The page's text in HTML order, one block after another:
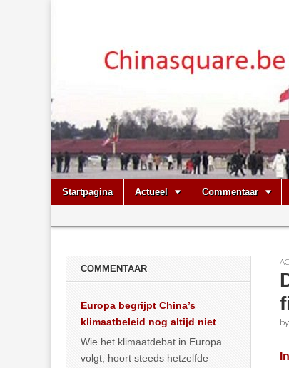
Main
menu
Skip
Startpagina Actueel Commentaar
menu
by
COMMENTAAR
Europa begrijpt China’s
klimaatbeleid nog altijd niet
Wie het klimaatdebat in Europa
volgt, hoort steeds hetzelfde